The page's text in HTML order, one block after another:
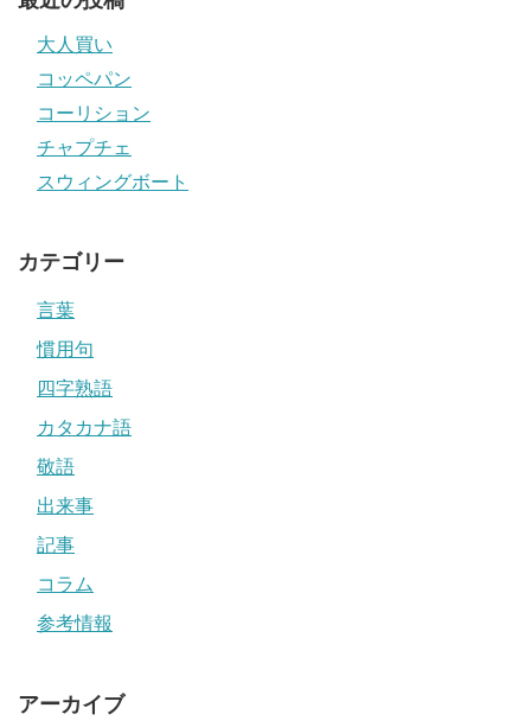
大人買い
コッペパン
コーリション
チャプチェ
スウィングボート
カテゴリー
言葉
慣用句
四字熟語
カタカナ語
敬語
出来事
記事
コラム
参考情報
アーカイブ